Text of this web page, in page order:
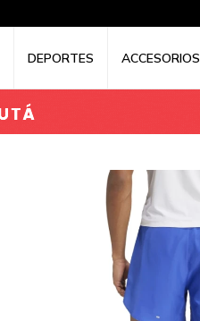
DEPORTES ACCESORIOS